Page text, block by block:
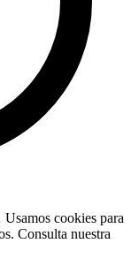
Usamos cookies para
Consulta nuestra